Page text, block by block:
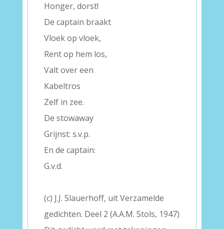
Honger, dorst!
De captain braakt
Vloek op vloek,
Rent op hem los,
Valt over een
Kabeltros
Zelf in zee.
De stowaway
Grijnst: s.v.p.
En de captain:
G.v.d.
(c) J.J. Slauerhoff, uit Verzamelde
gedichten. Deel 2 (A.A.M. Stols, 1947)